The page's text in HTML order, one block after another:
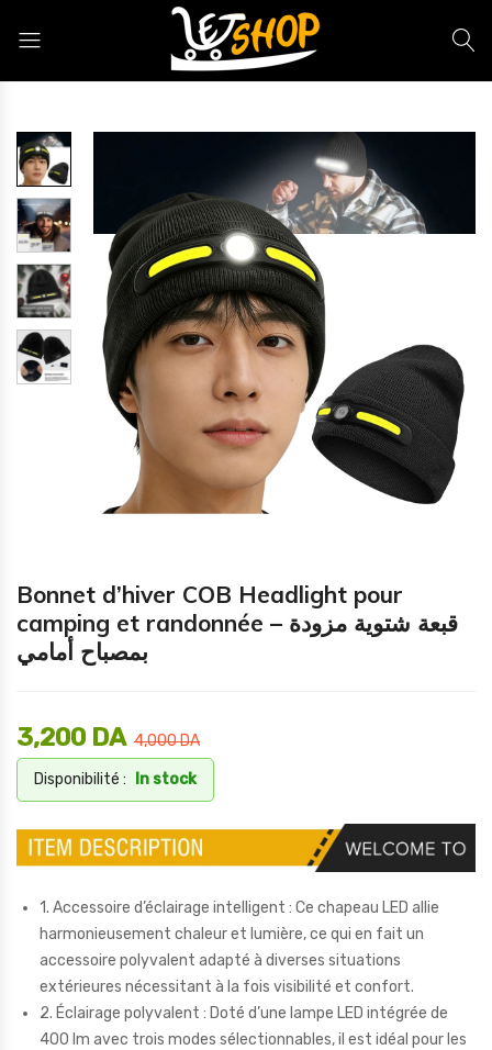
Bonnet d’hiver COB Headlight pour
camping et randonnée – قبعة شتوية مزودة
بمصباح أمامي
4,000DA
3,200 DA
Disponibilité : In stock
1. Accessoire d’éclairage intelligent : Ce chapeau LED allie
harmonieusement chaleur et lumière, ce qui en fait un
accessoire polyvalent adapté à diverses situations
extérieures nécessitant à la fois visibilité et confort.
2. Éclairage polyvalent : Doté d’une lampe LED intégrée de
400 lm avec trois modes sélectionnables, il est idéal pour les